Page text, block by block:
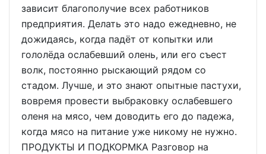
зависит благополучие всех работников
предприятия. Делать это надо ежедневно, не
дожидаясь, когда падёт от копытки или
гололёда ослабевший олень, или его съест
волк, постоянно рыскающий рядом со
стадом. Лучше, и это знают опытные пастухи,
вовремя провести выбраковку ослабевшего
оленя на мясо, чем доводить его до падежа,
когда мясо на питание уже никому не нужно.
ПРОДУКТЫ И ПОДКОРМКА Разговор на